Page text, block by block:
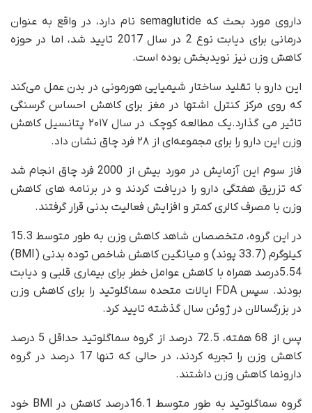
داروی مورد بحث که semaglutide نام دارد، در واقع به عنوان
درمانی برای دیابت نوع 2 در سال 2017 تایید شد، اما در حوزه
کاهش وزن نیز نویدبخش بوده است.
این دارو با تقلید ساختار شیمیایی هورمونی در بدن عمل می‌کند
که روی مرکز کنترل اشتها در مغز برای کاهش احساس گرسنگی
تاثیر می گذارد.یک مطالعه کوچک در سال ۲۰۱۷ پتانسیل کاهش
وزن این دارو را برای مجموعه‌ای از ۲۸ فرد چاق نشان داد.
فاز سوم این آزمایش در مورد بیش از 2000 فرد چاق انجام شد
که تزریق هفتگی دارو را دریافت کردند و در برنامه های کاهش
وزن با مصرف کالری کمتر و افزایش فعالیت بدنی قرار گرفتند.
در این گروه، متخصصان شاهد کاهش وزن به طور متوسط 15.3
کیلوگرم (33.7 پوند) و میانگین کاهش شاخص توده بدنی (BMI)
5.54درصد همراه با کاهش عوامل خطر برای بیماری قلبی و دیابت
بودند. سپس FDA ایالات متحده سماگلوتید را برای کاهش وزن
در بزرگسالان در ژوئن سال گذشته تایید کرد.
پس از 68 هفته، 72.5 درصد از گروه سماگلوتید حداقل 5 درصد
کاهش وزن را تجربه کردند، در حالی که تنها 17 درصد در گروه
دارونما کاهش وزن داشتند.
گروه سماگلوتید به طور متوسط 16.1درصد کاهش در BMI خود